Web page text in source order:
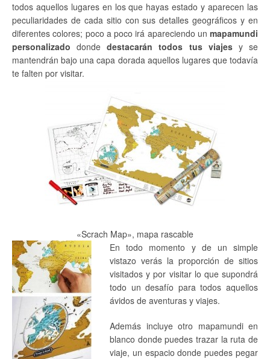
todos aquellos lugares en los que hayas estado y aparecen las
peculiaridades de cada sitio con sus detalles geográficos y en
diferentes colores; poco a poco irá apareciendo un mapamundi
personalizado dondedestacarán todos tus viajesy se
mantendrán bajo una capa dorada aquellos lugares que todavía
te falten por visitar.
«Scrach Map», mapa rascable
En todo momento y de un simple
vistazo verás la proporción de sitios
visitados y por visitar lo que supondrá
todo un desafío para todos aquellos
ávidos de aventuras y viajes.
Además incluye otro mapamundi en
blanco donde puedes trazar la ruta de
viaje, un espacio donde puedes pegar